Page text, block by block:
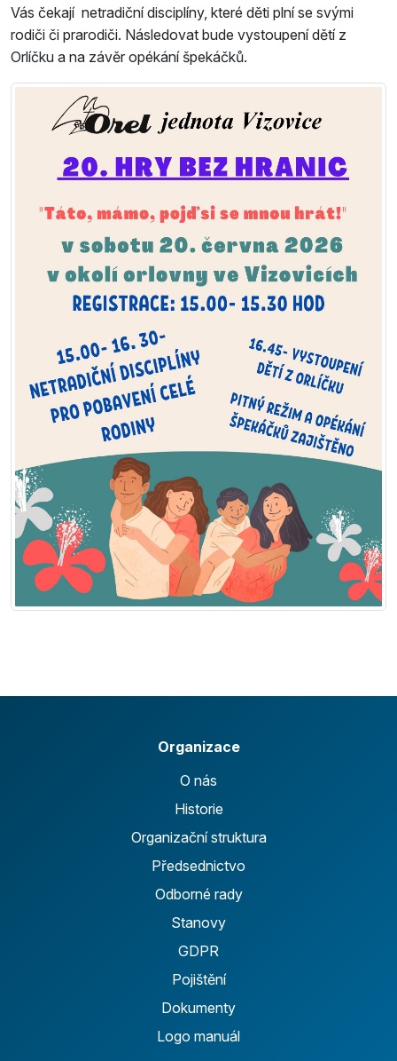
Vás čekají netradiční disciplíny, které děti plní se svými
rodiči či prarodiči. Následovat bude vystoupení dětí z
Orlíčku a na závěr opékání špekáčků.
Organizace
O nás
Historie
Organizační struktura
Předsednictvo
Odborné rady
Stanovy
GDPR
Pojištění
Dokumenty
Logo manuál